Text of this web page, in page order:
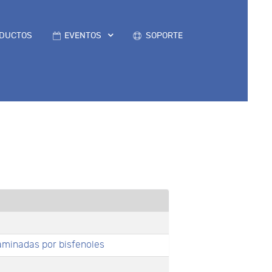
EVENTOS SOPORTE
por bisfenoles